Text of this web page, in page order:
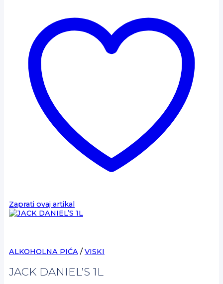
Zaprati ovaj artikal
ALKOHOLNA PIĆA / VISKI
JACK DANIEL’S 1L